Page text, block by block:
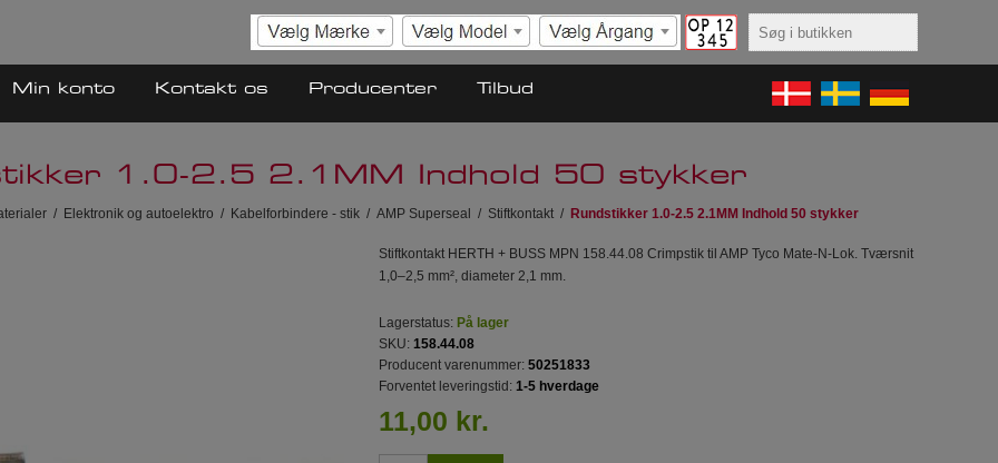
Min konto Kontakt os Producenter Tilbud
1.0-2.5 2.1MM Indhold 50 stykker
/ Elektronik og autoelektro / Kabelforbindere - stik / AMP Superseal / Stiftkontakt / Rundstikker 1.0-2.5 2.1MM Indhold 50 stykker
Stiftkontakt HERTH + BUSS MPN 158.44.08 Crimpstik til AMP Tyco Mate-N-Lok. Tværsnit
1,0–2,5 mm², diameter 2,1 mm.
Lagerstatus: På lager
SKU: 158.44.08
Producent varenummer: 50251833
Forventet leveringstid: 1-5 hverdage
11,00 kr.